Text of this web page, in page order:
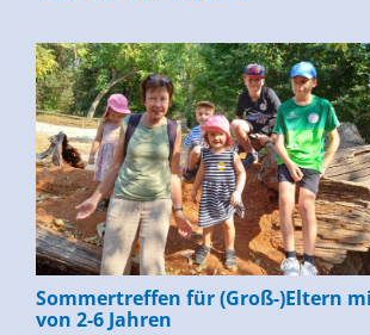
Sommertreffen für (Groß-)Eltern
von 2-6 Jahren